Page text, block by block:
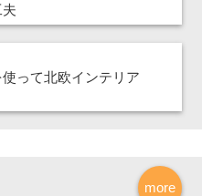
って北欧インテリア
more